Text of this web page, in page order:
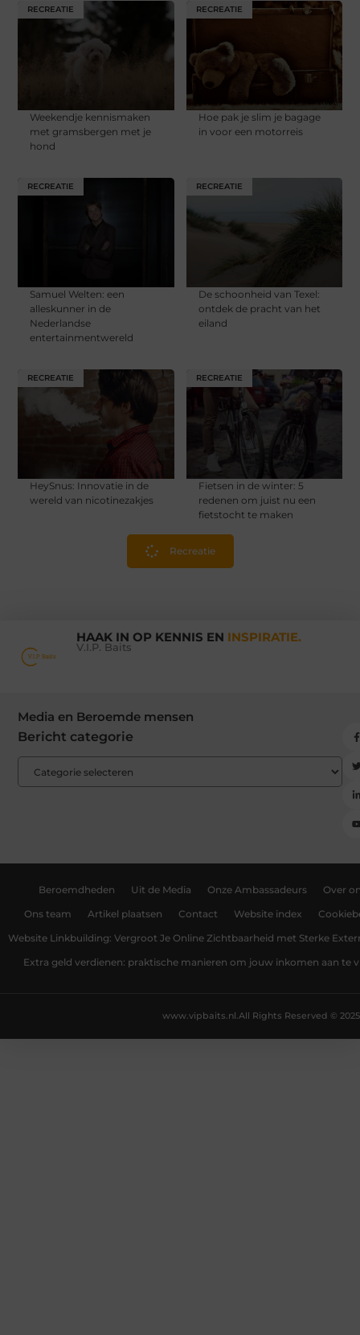
RECREATIE
Weekendje kennismaken
met gramsbergen met je
hond
RECREATIE
Hoe pak je slim je bagage
in voor een motorreis
RECREATIE
Samuel Welten: een
alleskunner in de
Nederlandse
entertainmentwereld
RECREATIE
De schoonheid van Texel:
ontdek de pracht van het
eiland
RECREATIE
HeySnus: Innovatie in de
wereld van nicotinezakjes
RECREATIE
Fietsen in de winter: 5
redenen om juist nu een
fietstocht te maken
Recreatie
HAAK IN OP KENNIS EN INSPIRATIE.
V.I.P. Baits
Media en Beroemde mensen
Bericht categorie
Beroemdheden Uit de Media Onze Ambassadeurs Over
Ons team Artikel plaatsen Contact Website index
Website Linkbuilding: Vergroot Je Online Zichtbaarheid met Sterke
Extra geld verdienen: praktische manieren om jouw inkomen aan te
All Rights Reserved © 2025
www.vipbaits.nl.